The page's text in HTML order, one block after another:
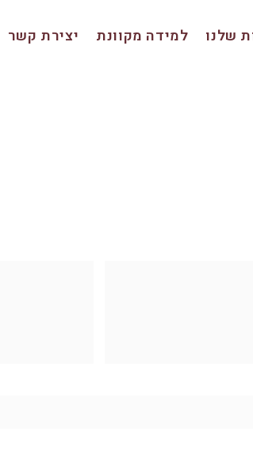
שלנו למידה מקוונת יצירת קשר